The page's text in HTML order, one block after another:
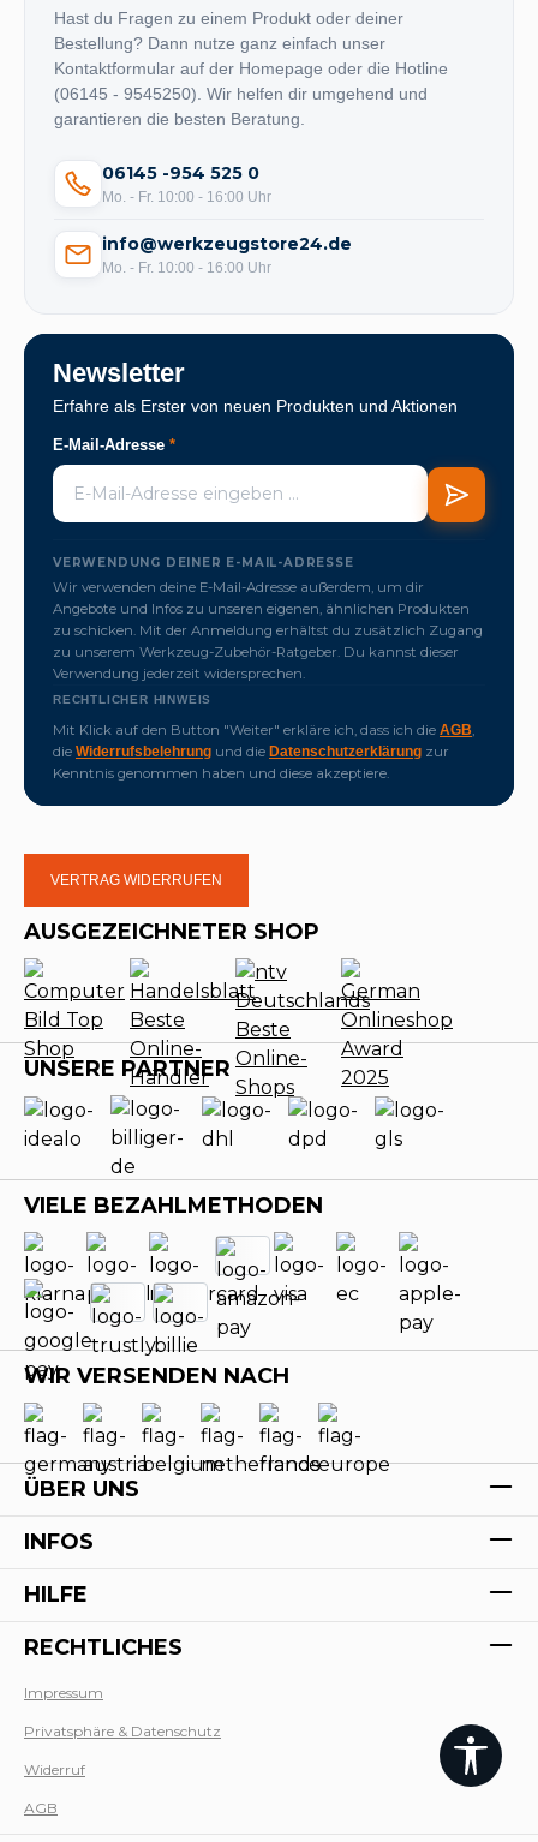
Hast du Fragen zu einem Produkt oder deiner
Bestellung? Dann nutze ganz einfach unser
Kontaktformular auf der Homepage oder die Hotline
(06145 - 9545250). Wir helfen dir umgehend und
garantieren die besten Beratung.
06145 -954 525 0
Mo. - Fr. 10:00 - 16:00 Uhr
info@werkzeugstore24.de
Mo. - Fr. 10:00 - 16:00 Uhr
Newsletter
Erfahre als Erster von neuen Produkten und Aktionen
E-Mail-Adresse *
VERWENDUNG DEINER E-MAIL-ADRESSE
Wir verwenden deine E-Mail-Adresse außerdem, um dir
Angebote und Infos zu unseren eigenen, ähnlichen Produkten
zu schicken. Mit der Anmeldung erhältst du zusätzlich Zugang
zu unserem Werkzeug-Zubehör-Ratgeber. Du kannst dieser
Verwendung jederzeit widersprechen.
RECHTLICHER HINWEIS
Mit Klick auf den Button "Weiter" erkläre ich, dass ich die AGB,
die Widerrufsbelehrung und die Datenschutzerklärung zur
Kenntnis genommen haben und diese akzeptiere.
VERTRAG WIDERRUFEN
AUSGEZEICHNETER SHOP
UNSERE PARTNER
VIELE BEZAHLMETHODEN
WIR VERSENDEN NACH
ÜBER UNS
INFOS
HILFE
RECHTLICHES
Impressum
Privatsphäre & Datenschutz
Widerruf
AGB